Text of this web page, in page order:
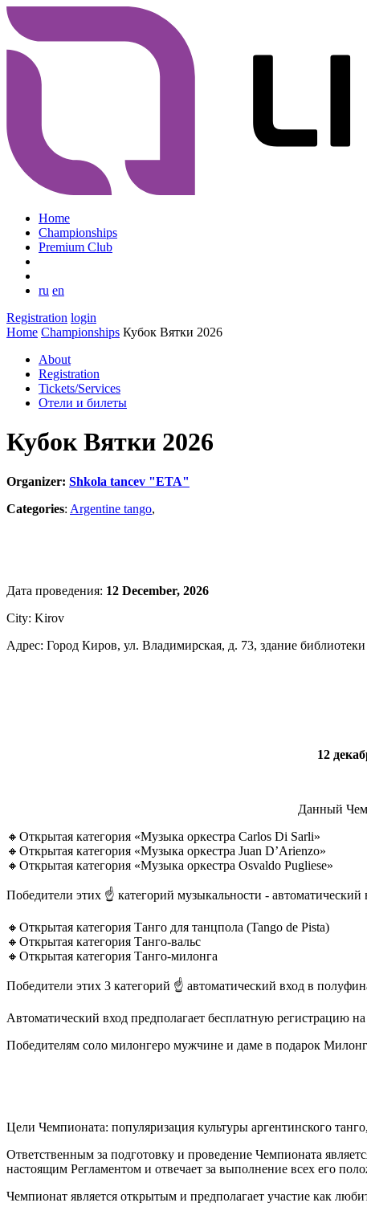
Home
Championships
Premium Club
ru en
Registration login
Home Championships Кубок Вятки 2026
About
Registration
Tickets/Services
Отели и билеты
Кубок Вятки 2026
Organizer: Shkola tancev "ETA"
Categories: Argentine tango,
Дата проведения: 12 December, 2026
City: Kirov
Адрес: Город Киров, ул. Владимирская, д. 73, здание
12
Данный
🔸Открытая категория «Музыка оркестра Carlos Di Sarli»
🔸Открытая категория «Музыка оркестра Juan D’Arienzo»
🔸Открытая категория «Музыка оркестра Osvaldo Pugliese»
Победители этих ☝️ категорий музыкальности -
🔸Открытая категория Танго для танцпола (Tango de Pista)
🔸Открытая категория Танго-вальс
🔸Открытая категория Танго-милонга
Победители этих 3 категорий ☝️ автоматический вход в
Автоматический вход предполагает бесплатную регистрацию
Победителям соло милонгеро мужчине и даме в подарок
Цели Чемпионата: популяризация культуры аргентинского
Ответственным за подготовку и проведение Чемпионата
настоящим Регламентом и отвечает за выполнение всех его
Чемпионат является открытым и предполагает участие как